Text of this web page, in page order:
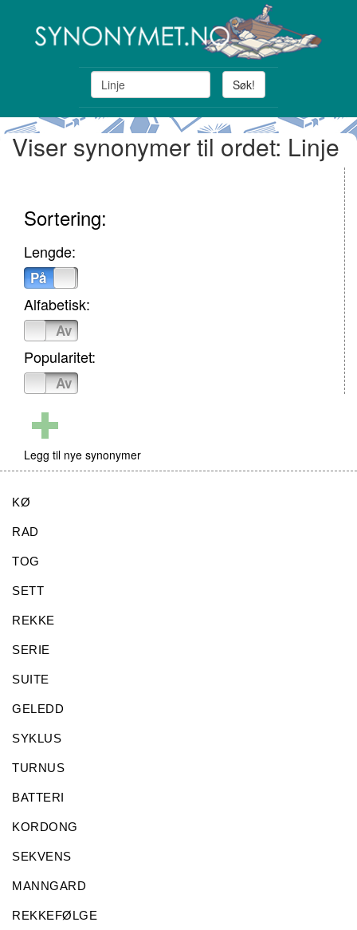
Søk!
Viser synonymer til ordet: Linje
Sortering:
Lengde:
På
Alfabetisk:
Av
Popularitet:
Av
Legg til nye synonymer
KØ
RAD
TOG
SETT
REKKE
SERIE
SUITE
GELEDD
SYKLUS
TURNUS
BATTERI
KORDONG
SEKVENS
MANNGARD
REKKEFØLGE